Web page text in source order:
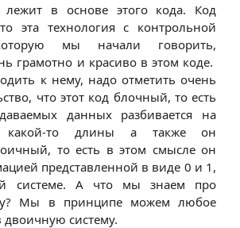
в основе этого кода. Код
эта технология с контрольной
мы начали говорить,
грамотно и красиво в этом коде.
к нему, надо отметить очень
что этот код блочный, то есть
данных разбивается на
какой-то длины а также он
то есть в этом смысле он
представленной в виде 0 и 1,
системе. А что мы знаем про
Мы в принципе можем любое
двоичную систему.